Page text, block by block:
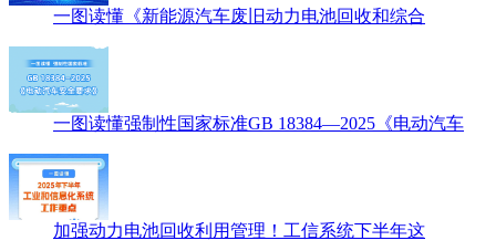
一图读懂《新能源汽车废旧动力电池回收和综合
一图读懂强制性国家标准GB 18384—2025《电动汽车
加强动力电池回收利用管理！工信系统下半年这